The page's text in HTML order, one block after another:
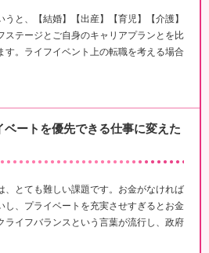
と、【結婚】【出産】【育児】【介護】
ステージとご自身のキャリアプランとを比
す。ライフイベント上の転職を考える場合
ベートを優先できる仕事に変えた
、とても難しい課題です。お金がなければ
し、プライベートを充実させすぎるとお金
ライフバランスという言葉が流行し、政府